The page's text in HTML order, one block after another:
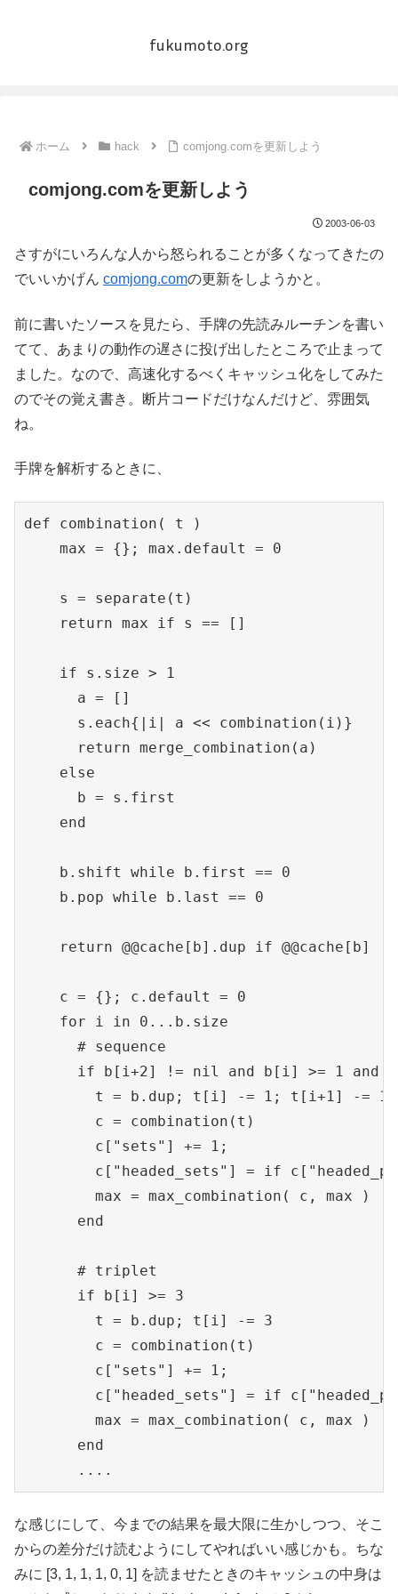
fukumoto.org
ホーム hack comjong.comを更新しよう
comjong.comを更新しよう
2003-06-03
さすがにいろんな人から怒られることが多くなってきたの
でいいかげん comjong.comの更新をしようかと。
前に書いたソースを見たら、手牌の先読みルーチンを書い
てて、あまりの動作の遅さに投げ出したところで止まって
ました。なので、高速化するべくキャッシュ化をしてみた
のでその覚え書き。断片コードだけなんだけど、雰囲気
ね。
手牌を解析するときに、
def combination( t )
    max = {}; max.default = 0
    s = separate(t)
    return max if s == []
    if s.size > 1
      a = []
      s.each{|i| a << combination(i)}
      return merge_combination(a)
    else
      b = s.first
    end
    b.shift while b.first == 0
    b.pop while b.last == 0
return @@cache[b].dup if @@cache[b]
    c = {}; c.default = 0
    for i in 0...b.size
      # sequence
if b[i+2] != nil and b[i] >= 1 and
t = b.dup; t[i] -= 1; t[i+1] -=
        c = combination(t)
        c["sets"] += 1;
c["headed_sets"] = if
        max = max_combination( c, max )
      end
      # triplet
      if b[i] >= 3
        t = b.dup; t[i] -= 3
        c = combination(t)
        c["sets"] += 1;
c["headed_sets"] = if
        max = max_combination( c, max )
      end
      ....
な感じにして、今までの結果を最大限に生かしつつ、そこ
からの差分だけ読むようにしてやればいい感じかも。ちな
みに [3, 1, 1, 1, 0, 1] を読ませたときのキャッシュの中身は